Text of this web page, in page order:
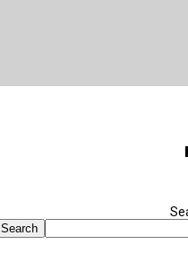
Search